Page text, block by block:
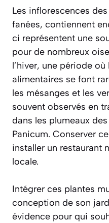
Les inflorescences
fanées, contiennent
ci représentent une
pour de nombreux
l’hiver, une période
alimentaires se font
les mésanges et les
souvent observés en
dans les plumeaux
Panicum. Conserver
installer un restaurant
locale.
Intégrer ces plantes
conception de son
évidence pour qui